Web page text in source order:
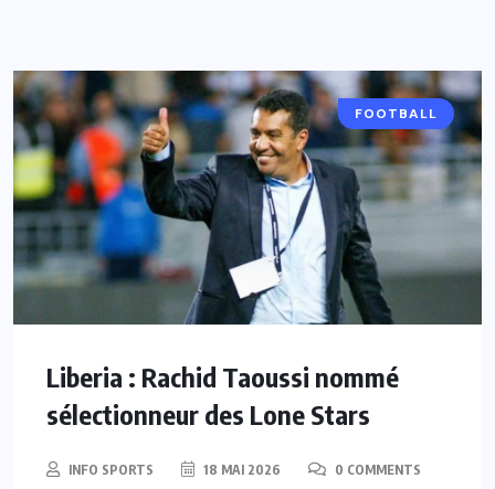
FOOTBALL
Liberia : Rachid Taoussi nommé
sélectionneur des Lone Stars
INFO SPORTS 18 MAI 2026 0 COMMENTS